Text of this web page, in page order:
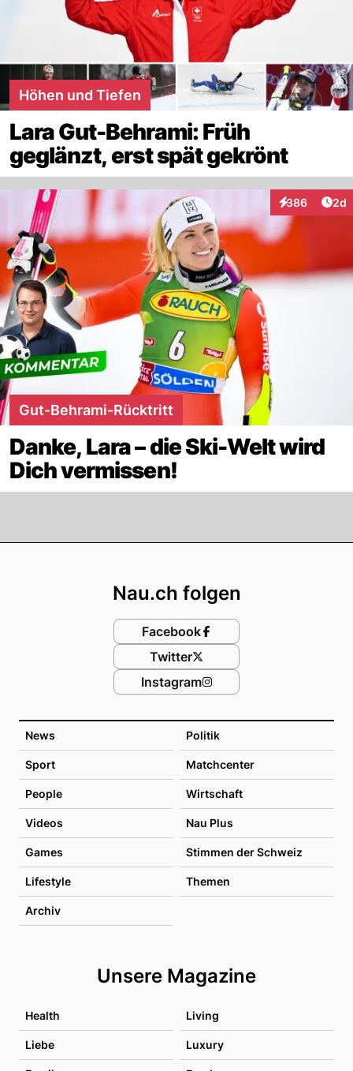
Höhen und Tiefen
Lara Gut-Behrami: Früh
geglänzt, erst spät gekrönt
386
Interaktionen
2d
Gut-Behrami-Rücktritt
Danke, Lara – die Ski-Welt wird
Dich vermissen!
News Politik
Sport Matchcenter
People Wirtschaft
Videos Nau Plus
Games Stimmen der Schweiz
Lifestyle Themen
Archiv
Unsere Magazine
Health Living
Liebe Luxury
Nau.ch folgen
Facebook
Twitter
Instagram